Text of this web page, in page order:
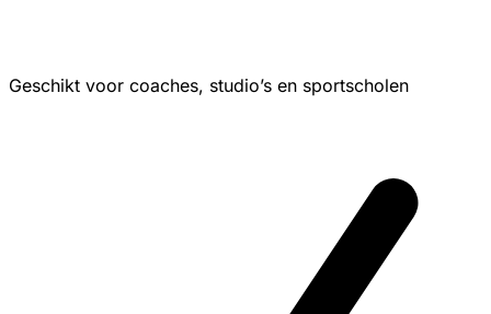
Geschikt voor coaches, studio’s en sportscholen